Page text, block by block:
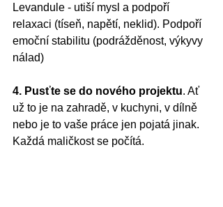
Levandule - utiší mysl a podpoří
relaxaci (tíseň, napětí, neklid). Podpoří
emoční stabilitu (podrážděnost, výkyvy
nálad)
4. Pusťte se do nového projektu. Ať
už to je na zahradě, v kuchyni, v dílně
nebo je to vaše práce jen pojatá jinak.
Každá maličkost se počítá.